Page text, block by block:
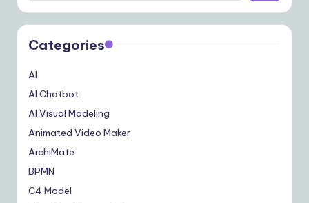
Categories
AI
AI Chatbot
AI Visual Modeling
Animated Video Maker
ArchiMate
BPMN
C4 Model